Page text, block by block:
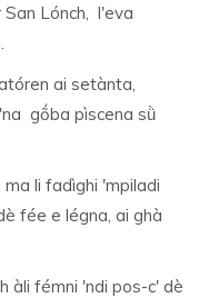
Lónch, l'eva
ai setànta,
gṍba pìscena sǜ
li fadìghi 'mpiladi
fée e légna, ai ghà
àli fémni 'ndi pos-c' dè